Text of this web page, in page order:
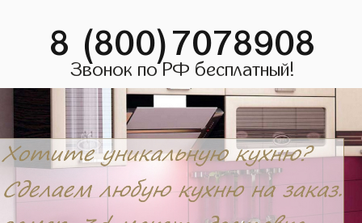
8 (800)7078908
Звонок по РФ бесплатный!